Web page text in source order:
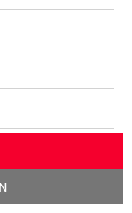
erhalte bis zu